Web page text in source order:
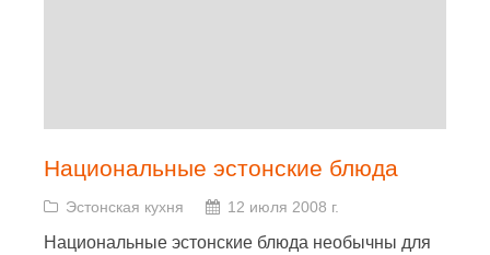
Национальные эстонские блюда
Эстонская кухня 12 июля 2008 г.
Национальные эстонские блюда необычны для